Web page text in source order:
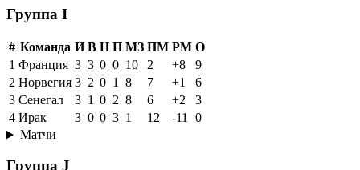
Группа I
# Команда И В Н П МЗ ПМ РМ О
1 Франция 3 3 0 0 10 2 +8
9
2 Норвегия 3 2 0 1 8 7 +1
6
3 Сенегал 3 1 0 2 8 6 +2
3
4 Ирак 3 0 0 3 1 12 -11 0
Матчи
Группа J